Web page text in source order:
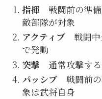
指揮戦闘前の準備
敵部隊が対象
アクティブ戦闘中
で発動
突撃 通常攻撃す
パッシブ戦闘前の
象は武将自身